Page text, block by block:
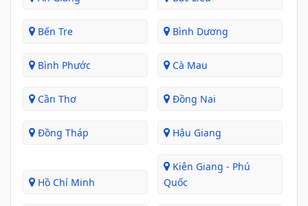
Bến Tre Bình Dương
Bình Phước Cà Mau
Cần Thơ Đồng Nai
Đồng Tháp Hậu Giang
Hồ Chí Minh
Kiên Giang - Phú
Quốc